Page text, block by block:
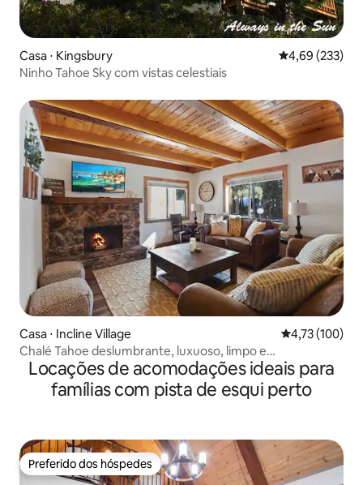
Casa ⋅ Kingsbury 4,69 de uma
4,69 (233)
Ninho Tahoe Sky com vistas celestiais
Casa ⋅ Incline Village 4,73 de uma
4,73 (100)
Chalé Tahoe deslumbrante, luxuoso, limpo e
aconchegante
Locações de acomodações ideais para
famílias com pista de esqui perto
Preferido dos hóspedes
Preferido dos hóspedes